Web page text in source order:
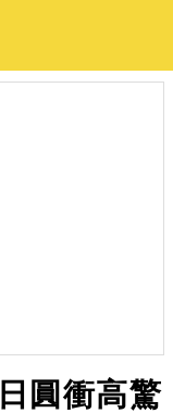
圓衝高驚